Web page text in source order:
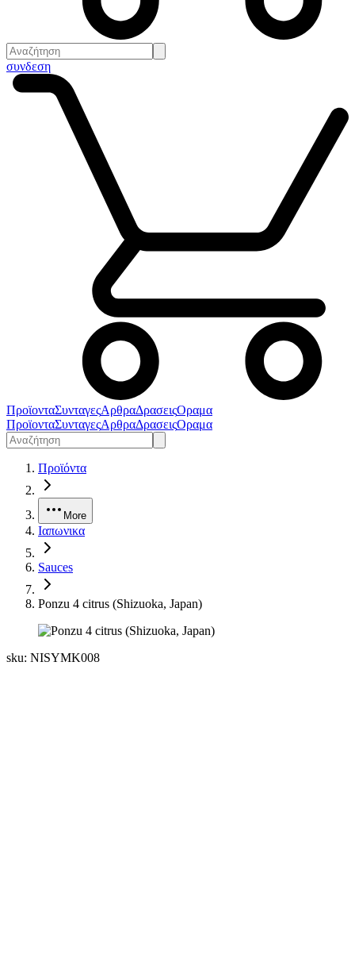
συνδεση
ΠροϊονταΣυνταγεςΑρθραΔρασειςΟραμα
ΠροϊονταΣυνταγεςΑρθραΔρασειςΟραμα
Προϊόντα
More
Ιαπωνικα
Sauces
Ponzu 4 citrus (Shizuoka, Japan)
sku: NISYMK008